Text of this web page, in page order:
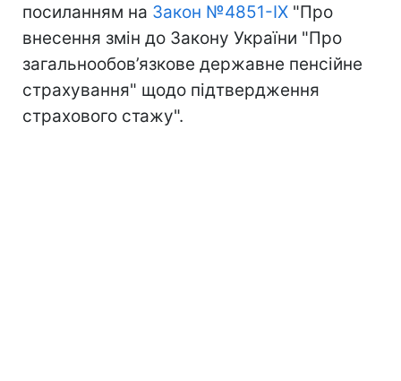
посиланням на Закон №4851-IX "Про
внесення змін до Закону України "Про
загальнообов’язкове державне пенсійне
страхування" щодо підтвердження
страхового стажу".